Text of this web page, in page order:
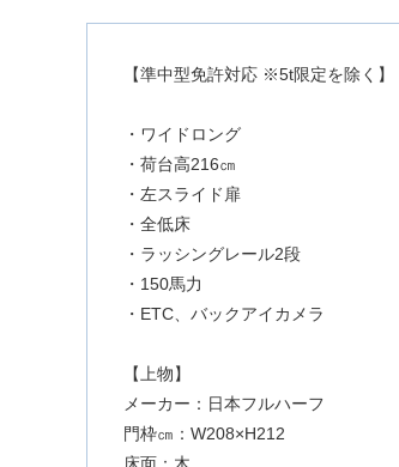
【準中型免許対応 ※5t限定を除く】
・ワイドロング
・荷台高216㎝
・左スライド扉
・全低床
・ラッシングレール2段
・150馬力
・ETC、バックアイカメラ
【上物】
メーカー：日本フルハーフ
門枠㎝：W208×H212